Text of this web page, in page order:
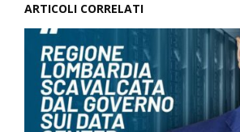
ARTICOLI CORRELATI